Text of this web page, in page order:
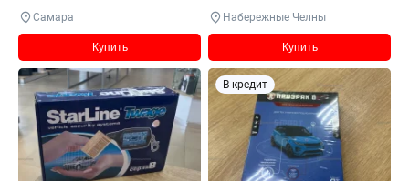
Самара
Купить
Набережные Челны
Купить
В кредит